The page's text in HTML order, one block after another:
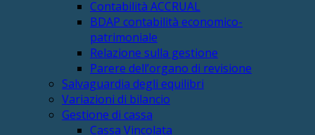
Contabilità ACCRUAL
BDAP contabilità economico-
patrimoniale
Relazione sulla gestione
Parere dell’organo di revisione
Salvaguardia degli equilibri
Variazioni di bilancio
Gestione di cassa
Cassa Vincolata